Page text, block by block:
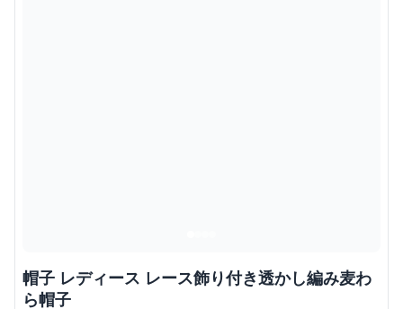
帽子 レディース レース飾り付き透かし編み麦わ
ら帽子